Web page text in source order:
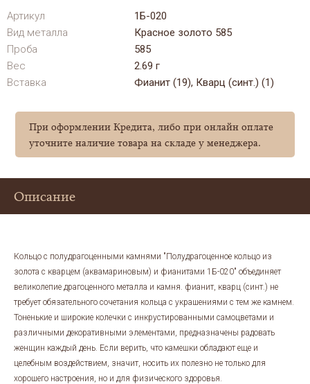
Артикул
1Б-020
Вид металла
Красное золото 585
Проба
585
Вес
2.69 г
Вставка
Фианит (19), Кварц (синт.) (1)
При оформлении Кредита, либо при онлайн оплате
уточните наличие товара на складе у менеджера.
Описание
Кольцо с полудрагоценными камнями "Полудрагоценное кольцо из
золота с кварцем (аквамариновым) и фианитами 1Б-020" объединяет
великолепие драгоценного металла и камня. фианит, кварц (синт.) не
требует обязательного сочетания кольца с украшениями с тем же камнем.
Тоненькие и широкие колечки с инкрустированными самоцветами и
различными декоративными элементами, предназначены радовать
женщин каждый день. Если верить, что камешки обладают еще и
целебным воздействием, значит, носить их полезно не только для
хорошего настроения, но и для физического здоровья.